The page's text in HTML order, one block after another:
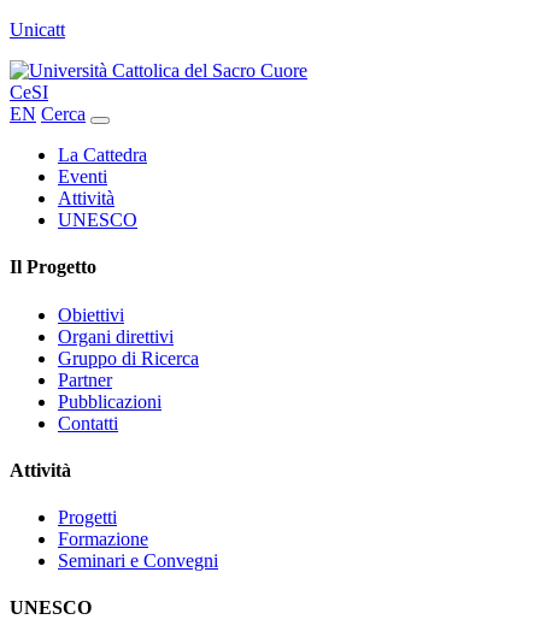
Unicatt
CeSI
EN Cerca
La Cattedra
Eventi
Attività
UNESCO
Il Progetto
Obiettivi
Organi direttivi
Gruppo di Ricerca
Partner
Pubblicazioni
Contatti
Attività
Progetti
Formazione
Seminari e Convegni
UNESCO